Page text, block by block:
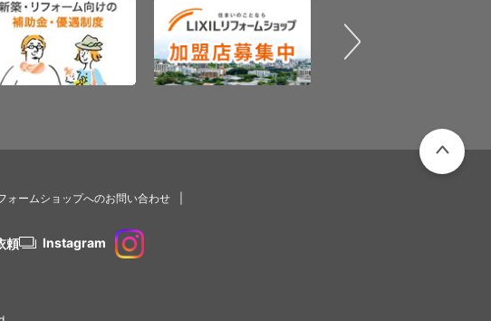
ォームショップへのお問い合わせ
頼 Instagram